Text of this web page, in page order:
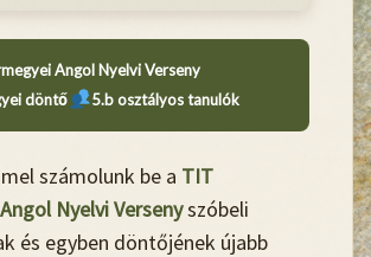
Angol Nyelvi Verseny
döntő
5.b osztályos tanulók
számolunk be a TIT
Nyelvi Versenyszóbeli
és egyben döntőjének újabb